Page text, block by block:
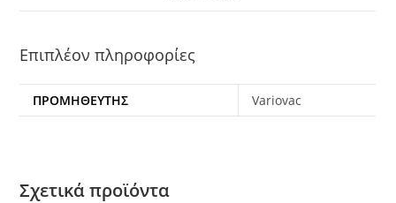
Επιπλέον πληροφορίες
ΠΡΟΜΗΘΕΥΤΉΣ Variovac
Σχετικά προϊόντα